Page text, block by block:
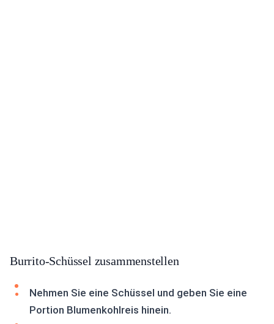
Burrito-Schüssel zusammenstellen
Nehmen Sie eine Schüssel und geben Sie eine
Portion Blumenkohlreis hinein.